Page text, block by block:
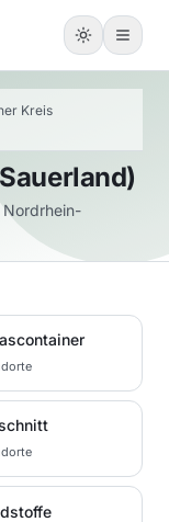
Kreis
Nordrhein-